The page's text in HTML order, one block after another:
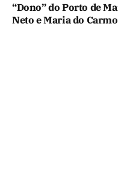
“Dono” do Porto de
Neto e Maria do